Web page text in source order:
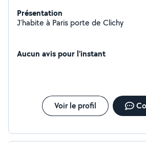
Présentation
J'habite à Paris porte de Clichy
Aucun avis pour l'instant
Voir le profil